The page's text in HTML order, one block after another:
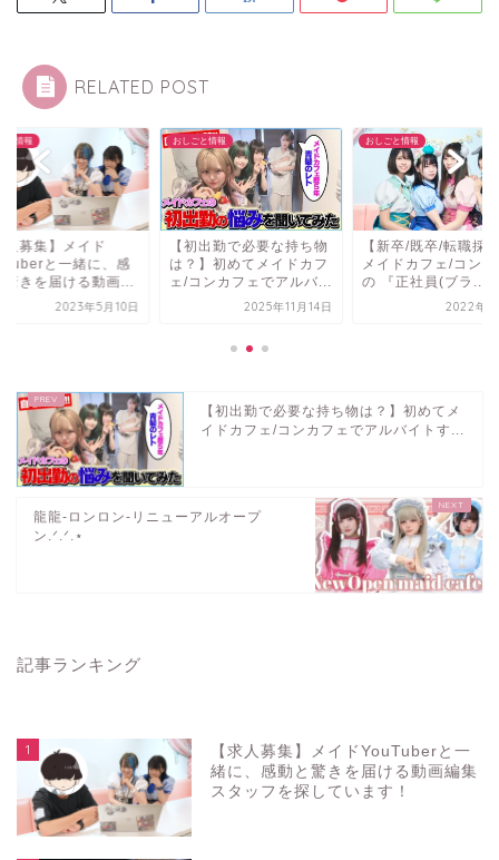
RELATED POST
と情報
人募集】メイド
と一緒に、感
驚きを届ける動画...
2023年5月10日
おしごと情報
【初出勤で必要な持ち物
は？】初めてメイドカフ
ェ/コンカフェでアルバ...
2025年11月14日
おしごと情報
【新卒/既卒/転職採
メイドカフェ/コン
の 『正社員(ブラ...
2022年3
【初出勤で必要な持ち物は？】初めてメ
イドカフェ/コンカフェでアルバイトす...
龍龍‐ロンロン‐リニューアルオープ
ン.ᐟ.ᐟ.⋆
記事ランキング
1
【求人募集】メイドYouTuberと一
緒に、感動と驚きを届ける動画編集
スタッフを探しています！